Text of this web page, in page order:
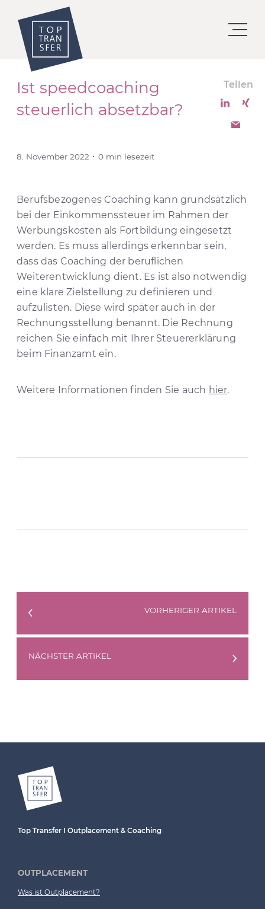
Teilen
Ist speedcoaching
steuerlich absetzbar?
8. November 2022 ･ 0 min lesezeit
Berufsbezogenes Coaching kann grundsätzlich
bei der Einkommenssteuer im Rahmen der
Werbungskosten als Fortbildung eingesetzt
werden. Es muss allerdings erkennbar sein,
dass das Coaching der beruflichen
Weiterentwicklung dient. Es ist also notwendig
eine klare Zielstellung zu definieren und
aufzulisten. Diese wird später auch in der
Rechnungsstellung benannt. Die Rechnung
reichen Sie einfach mit Ihrer Steuererklärung
beim Finanzamt ein.
Weitere Informationen finden Sie auch hier.
VORHERIGER ARTIKEL
NÄCHSTER ARTIKEL
Top Transfer I Outplacement & Coaching
OUTPLACEMENT
Was ist Outplacement?